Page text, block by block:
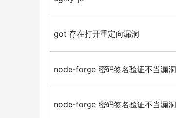
got 存在打开重定向漏洞
node-forge 密码签名验证不当漏洞
node-forge 密码签名验证不当漏洞